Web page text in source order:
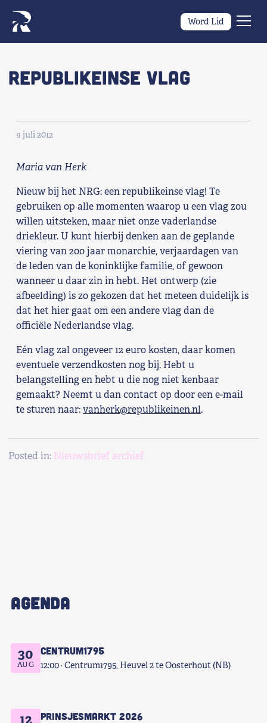
Word Lid
naar:
Wat we willen
Wat we doen
Wie we zijn
Nieuws
Agenda
Shop
Contact
Voor leden
Word Lid
Republikeinse vlag
9 juli 2012
Maria van Herk
Nieuw bij het NRG: een republikeinse vlag! Te
gebruiken op alle momenten waarop u een vlag zou
willen uitsteken, maar niet onze vaderlandse
driekleur. U kunt hierbij denken aan de geplande
viering van 200 jaar monarchie, verjaardagen van
de leden van de koninklijke familie, of gewoon
wanneer u daar zin in hebt. Het ontwerp (zie
afbeelding) is zo gekozen dat het meteen duidelijk is
dat het hier gaat om een andere vlag dan de
officiële Nederlandse vlag.
Eén vlag zal ongeveer 12 euro kosten, daar komen
eventuele verzendkosten nog bij. Hebt u
belangstelling en hebt u die nog niet kenbaar
gemaakt? Neemt u dan contact op door een e-mail
te sturen naar:vanherk@republikeinen.nl.
Posted in: Nieuwsbrief archief
AGENDA
30
AUG
Centrum1795
12:00 Centrum1795, Heuvel 2 te Oosterhout (NB)
Prinsjesmarkt 2026